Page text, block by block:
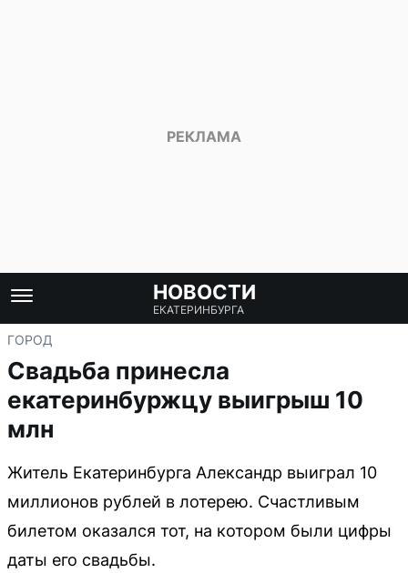
НОВОСТИ
ЕКАТЕРИНБУРГА
ГОРОД
Свадьба принесла
екатеринбуржцу выигрыш 10
млн
Житель Екатеринбурга Александр выиграл 10
миллионов рублей в лотерею. Счастливым
билетом оказался тот, на котором были цифры
даты его свадьбы.